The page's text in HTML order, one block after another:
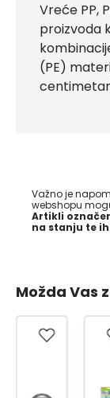
Vreće PP,
proizvoda
(PE)
Važno je
webshopu
Artikli
na stanju te
Možda Vas